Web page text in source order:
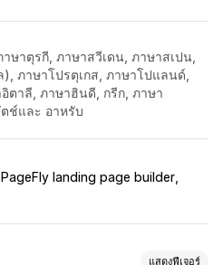
ษาตุรกี, ภาษาสวีเดน, ภาษาสเปน,
), ภาษาโปรตุเกส, ภาษาโปแลนด์,
ตาลี, ภาษาฮินดี, กรีก, ภาษา
ช์และ อาหรับ
PageFly landing page builder
แสดงฟีเจอร์